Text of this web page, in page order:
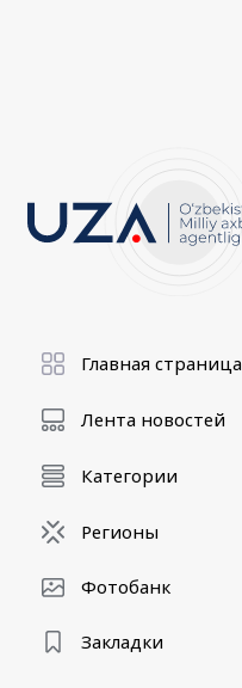
Главная страница
Лента новостей
Категории
Регионы
Фотобанк
Закладки